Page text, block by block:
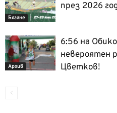
Бягане
през 2026
Архив
6:56 на
невероятен
Цветков!